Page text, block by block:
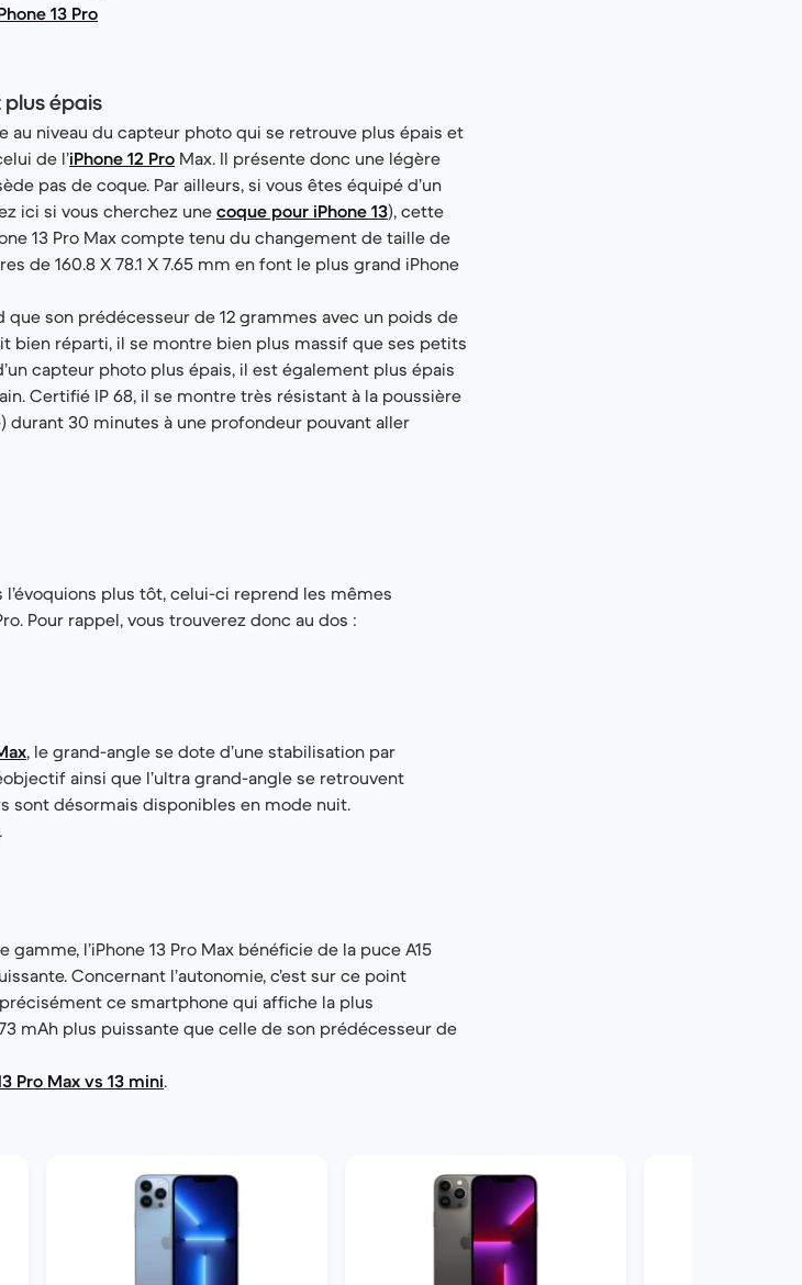
13 Pro
plus épais
niveau du capteur photo qui se retrouve plus épais et
de l’iPhone 12 Pro Max. Il présente donc une légère
pas de coque. Par ailleurs, si vous êtes équipé d’un
ici si vous cherchez unecoque pour iPhone 13), cette
13 Pro Max compte tenu du changement de taille de
de 160.8 X 78.1 X 7.65 mm en font le plus grand iPhone
son prédécesseur de 12 grammes avec un poids de
bien réparti, il se montre bien plus massif que ses petits
capteur photo plus épais, il est également plus épais
Certifié IP 68, il se montre très résistant à la poussière
durant 30 minutes à une profondeur pouvant aller
plus tôt, celui-ci reprend les mêmes
Pour rappel, vous trouverez donc au dos :
, le grand-angle se dote d’une stabilisation par
ainsi que l’ultra grand-angle se retrouvent
désormais disponibles en mode nuit.
.
gamme, l’iPhone 13 Pro Max bénéficie de la puce A15
Concernant l’autonomie, c’est sur ce point
ce smartphone qui affiche la plus
mAh plus puissante que celle de son prédécesseur de
Pro Max vs 13 mini.